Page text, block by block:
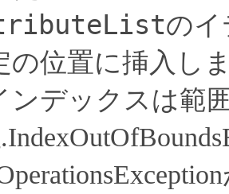
のイ
の位置に挿入し
ンデックスは範